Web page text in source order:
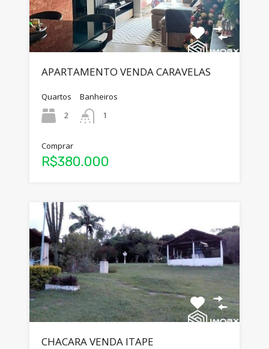
APARTAMENTO VENDA CARAVELAS
Quartos
2
Banheiros
1
Comprar
R$380.000
CHACARA VENDA ITAPE